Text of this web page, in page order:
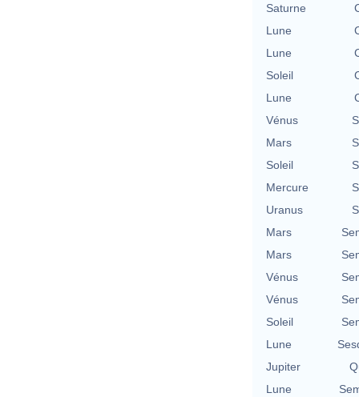
Saturne
Lune
Lune
Soleil
Lune
Vénus
Mars
Soleil
Mercure
Uranus
Mars
Mars
Vénus
Vénus
Soleil
Lune
Jupiter
Lune